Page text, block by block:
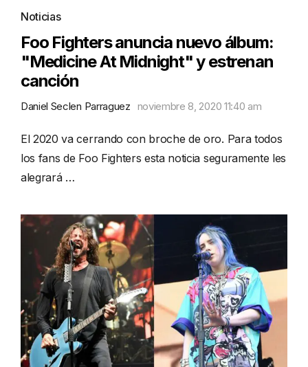
Noticias
Foo Fighters anuncia nuevo álbum:
"Medicine At Midnight" y estrenan
canción
Daniel Seclen Parraguez noviembre 8, 2020 11:40 am
El 2020 va cerrando con broche de oro. Para todos
los fans de Foo Fighters esta noticia seguramente les
alegrará …